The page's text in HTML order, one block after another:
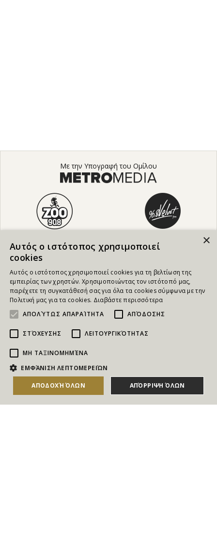
Με την Υπογραφή του Ομίλου
NEWSLETTER
Για να ενημερώνεστε άμεσα για τους Διαγωνισμούς, τα
Δώρα, τις Νέες Προσφορές & τις Νέες Δωροεπιταγές
×
Αυτός ο ιστότοπος χρησιμοποιεί
cookies
Αυτός ο ιστότοπος χρησιμοποιεί cookies για τη βελτίωση της
εμπειρίας των χρηστών. Χρησιμοποιώντας τον ιστότοπό μας,
παρέχετε τη συγκατάθεσή σας για όλα τα cookies σύμφωνα με την
Πολιτική μας για τα cookies. Διαβάστε περισσότερα
ΑΠΟΛΎΤΩΣ ΑΠΑΡΑΊΤΗΤΑ
ΑΠΌΔΟΣΗΣ
ΣΤΌΧΕΥΣΗΣ ΛΕΙΤΟΥΡΓΙΚΌΤΗΤΑΣ
ΜΗ ΤΑΞΙΝΟΜΗΜΈΝΑ
ΕΜΦΆΝΙΣΗ ΛΕΠΤΟΜΕΡΕΙΏΝ
ΑΠΟΔΟΧΉ ΌΛΩΝ ΑΠΌΡΡΙΨΗ ΌΛΩΝ